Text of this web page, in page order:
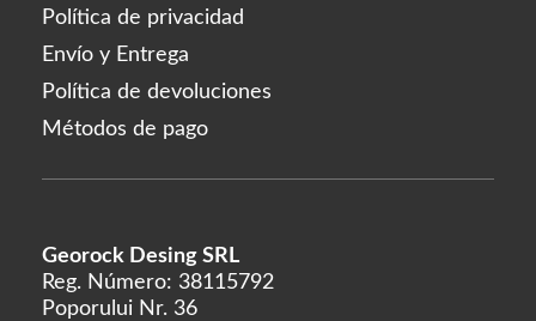
Política de privacidad
Envío y Entrega
Política de devoluciones
Métodos de pago
Georock Desing SRL
Reg. Número: 38115792
Poporului Nr. 36